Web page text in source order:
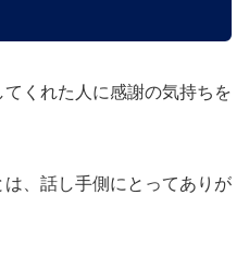
くれた人に感謝の気持ちを
、話し手側にとってありが